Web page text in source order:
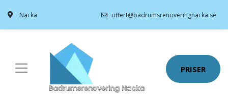
Nacka offert@badrumsrenoveringnacka.se
PRISER